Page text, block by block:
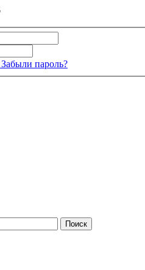
Забыли пароль?